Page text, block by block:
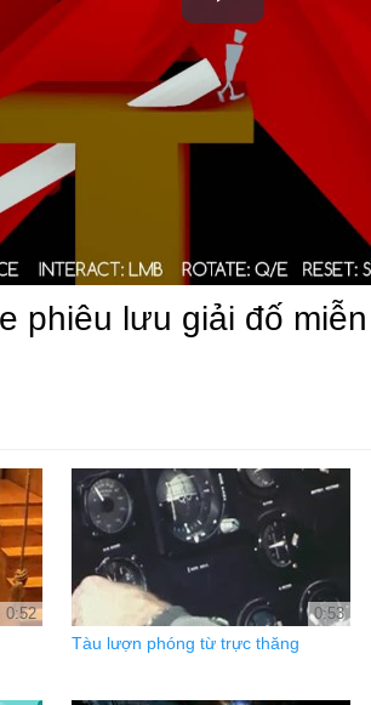
Play
Video
phiêu lưu giải đố
0:52 0:53
Tàu lượn phóng từ trực thăng